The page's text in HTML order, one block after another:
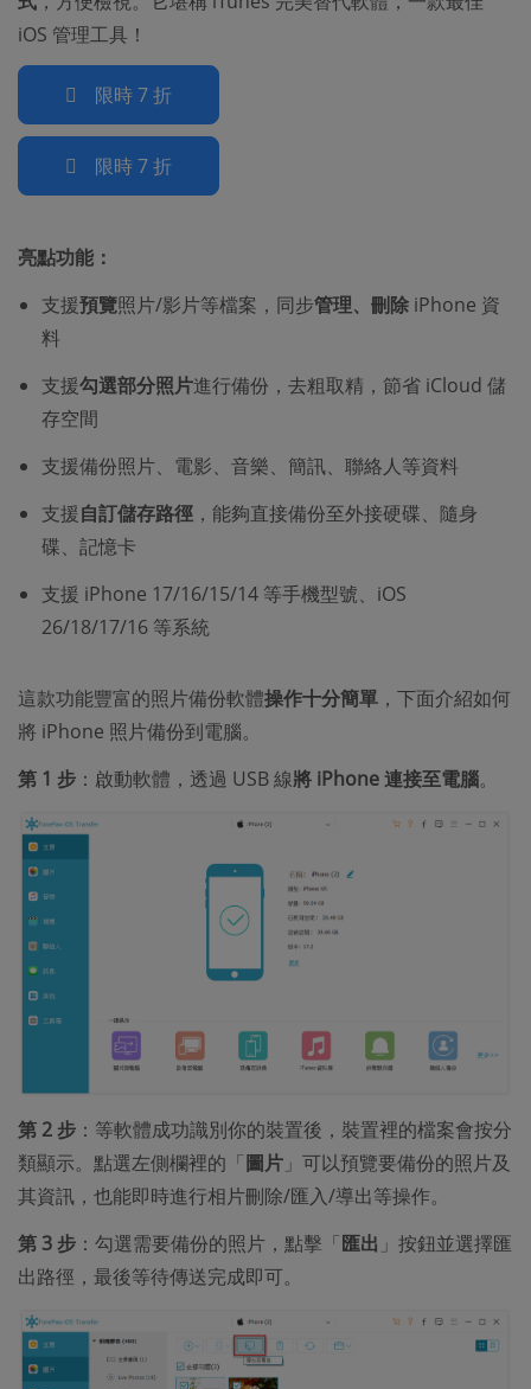
iOS 管理工具！
限時 7 折
限時 7 折
亮點功能：
支援預覽照片/影片等檔案，同步管理、刪除 iPhone 資
料
支援勾選部分照片進行備份，去粗取精，節省 iCloud 儲
存空間
支援備份照片、電影、音樂、簡訊、聯絡人等資料
支援自訂儲存路徑 ，能夠直接備份至外接硬碟、隨身
碟、記憶卡
支援 iPhone 17/16/15/14 等手機型號、iOS
26/18/17/16 等系統
這款功能豐富的照片備份軟體操作十分簡單 ，下面介紹如何
將 iPhone 照片備份到電腦。
第 1 步 ：啟動軟體，透過 USB 線將 iPhone 連接至電腦。
第 2 步 ：等軟體成功識別你的裝置後，裝置裡的檔案會按分
類顯示。點選左側欄裡的「圖片 」可以預覽要備份的照片及
其資訊，也能即時進行相片刪除/匯入/導出等操作。
第 3 步 ：勾選需要備份的照片，點擊「匯出 」按鈕並選擇匯
出路徑，最後等待傳送完成即可。